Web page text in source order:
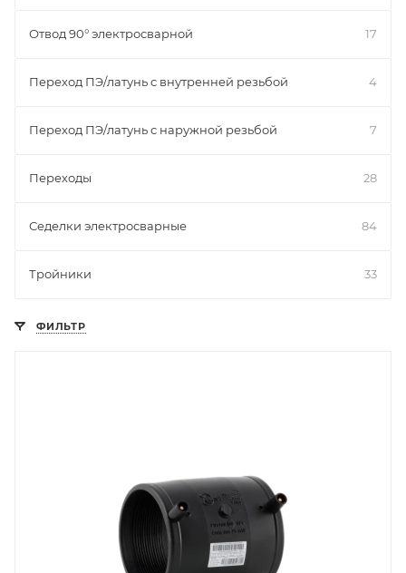
Отвод 90° электросварной 17
Переход ПЭ/латунь с внутренней резьбой 4
Переход ПЭ/латунь с наружной резьбой 7
Переходы 28
Седелки электросварные 84
Тройники 33
ФИЛЬТР